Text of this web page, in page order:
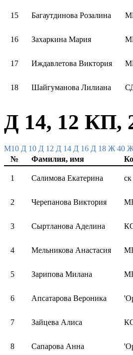
15 Багаутдинова Розалина
16 Захаркина Мария
17 Иждавлетова Виктория
18 Шайгуманова Лилиана
Д 14, 12 КП,
M10 Д 10 Д 12 Д 14 Д 16 Д 18 Ж 40
№
Фамилия, имя
1 Салимова Екатерина
2 Черепанова Виктория
3 Сыртланова Аделина
4 Мельникова Анастасия
5 Зарипова Милана
6 Апсатарова Вероника
7 Зайцева Алиса
8 Сапарова Анна